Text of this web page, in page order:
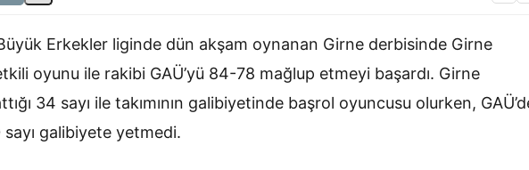
Büyük Erkekler liginde dün akşam oynanan Girne derbisinde Girne
oyunu ile rakibi GAÜ’yü 84-78 mağlup etmeyi başardı. Girne
34 sayı ile takımının galibiyetinde başrol oyuncusu olurken,
sayı galibiyete yetmedi.